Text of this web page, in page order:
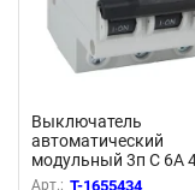
Выключатель
автоматический
модульный 3п C 6А
ВА47-29 УХЛ3 КЭАЗ
Арт.: T-1655434